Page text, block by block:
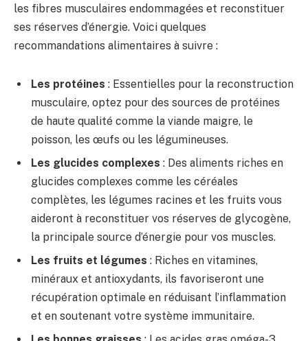
les fibres musculaires endommagées et reconstituer
ses réserves d’énergie. Voici quelques
recommandations alimentaires à suivre :
Les protéines : Essentielles pour la reconstruction
musculaire, optez pour des sources de protéines
de haute qualité comme la viande maigre, le
poisson, les œufs ou les légumineuses.
Les glucides complexes : Des aliments riches en
glucides complexes comme les céréales
complètes, les légumes racines et les fruits vous
aideront à reconstituer vos réserves de glycogène,
la principale source d’énergie pour vos muscles.
Les fruits et légumes : Riches en vitamines,
minéraux et antioxydants, ils favoriseront une
récupération optimale en réduisant l’inflammation
et en soutenant votre système immunitaire.